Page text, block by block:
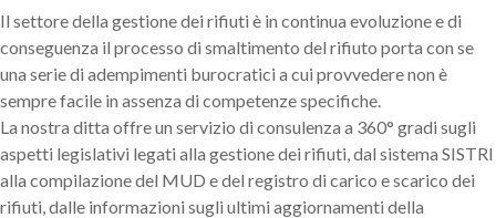
Il settore della gestione dei rifiuti è in continua evoluzione e di
conseguenza il processo di smaltimento del rifiuto porta con se
una serie di adempimenti burocratici a cui provvedere non è
sempre facile in assenza di competenze specifiche.
La nostra ditta offre un servizio di consulenza a 360° gradi sugli
aspetti legislativi legati alla gestione dei rifiuti, dal sistema SISTRI
alla compilazione del MUD e del registro di carico e scarico dei
rifiuti, dalle informazioni sugli ultimi aggiornamenti della